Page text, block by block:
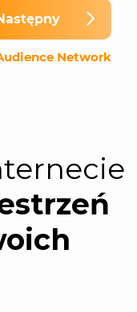
Network